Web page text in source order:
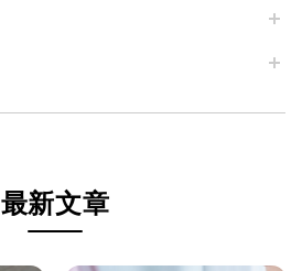
最新文章